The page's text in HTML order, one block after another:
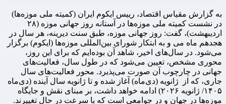
به گزارش مقیاس اقتصاد، رییس ایکوم ایران (کمیته ملی موزه‌ها)
در نشست کمیته ملی موزه‌ها در آستانه روز جهانی موزه (۲۸
اردیبهشت)، گفت: روز جهانی موزه، طبق سنت دیرینه، هر سال در
هجدهم ماه می و به ابتکار شورای بین‌المللی موزه‌ها (ایکوم) برگزار
می‌شود. در سال‌های اخیر، شاهد آن بوده‌ایم که برای این روز،
محوری مشخص، تعیین می‌شود که در طول سال، فعالیت‌های
جهانی در چارچوب آن صورت می‌پذیرد. محور فعالیت‌های سال
جاری، که از ژانویه (دی‌ماه) آغاز شده و تا ژانویه سال آینده (دی‌ماه
۱۴۰۵/ ژانویه ۲۰۲۶) ادامه خواهد داشت، بر مبنای نقش و جایگاه
موزه‌ها در جهان و در جوامعی است که با سرعت در حال تغییرند.